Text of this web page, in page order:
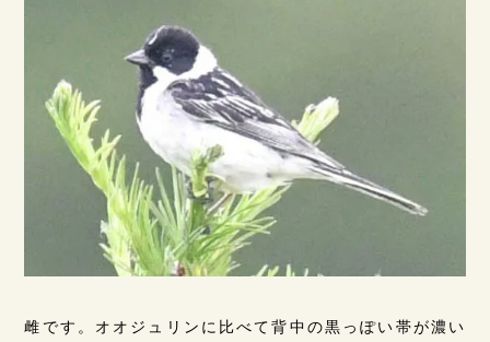
雌です。オオジュリンに比べて背中の黒っぽい帯が濃い